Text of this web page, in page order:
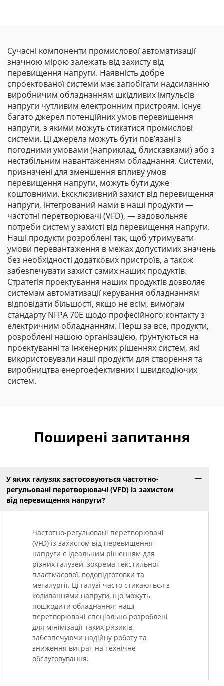
Сучасні компоненти промислової автоматизації
значною мірою залежать від захисту від
перевищення напруги. Наявність добре
спроектованої системи має запобігати надсиланню
виробничим обладнанням шкідливих імпульсів
напруги чутливим електронним пристроям. Існує
багато джерел потенційних умов перевищення
напруги, з якими можуть стикатися промислові
системи. Ці джерела можуть бути пов’язані з
погодними умовами (наприклад, блискавками) або з
нестабільним навантаженням обладнання. Системи,
призначені для зменшення впливу умов
перевищення напруги, можуть бути дуже
коштовними. Ексклюзивний захист від перевищення
напруги, інтегрований нами в наші продукти —
частотні перетворювачі (VFD), — задовольняє
потреби систем у захисті від перевищення напруги.
Наші продукти розроблені так, щоб утримувати
умови перевантаження в межах допустимих значень
без необхідності додаткових пристроїв, а також
забезпечувати захист самих наших продуктів.
Стратегія проектування наших продуктів дозволяє
системам автоматизації керування обладнанням
відповідати більшості, якщо не всім, вимогам
стандарту NFPA 70E щодо професійного контакту з
електричним обладнанням. Перш за все, продукти,
розроблені нашою організацією, ґрунтуються на
проектуванні та інженерних рішеннях систем, які
використовували наші продукти для створення та
виробництва енергоефективних і швидкодіючих
систем.
Поширені запитання
У яких галузях застосовуються частотно-
регульовані перетворювачі (VFD) із захистом
від перевищення напруги?
Частотно-регульовані перетворювачі
(VFD) із захистом від перевищення
напруги є ідеальним рішенням для
різних галузей, зокрема текстильної,
пластмасової, водопідготовки та
металургії. Ці галузі часто стикаються з
коливаннями напруги, що можуть
пошкодити обладнання; наші
перетворювачі спеціально розроблені
для мінімізації таких ризиків,
забезпечуючи надійну роботу та
зниження витрат на технічне
обслуговування.